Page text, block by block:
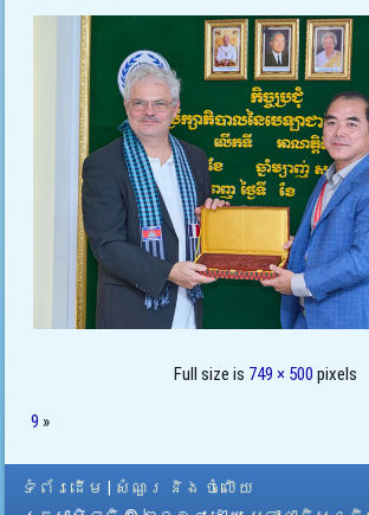
Full size is 749 × 500 pixels
9 »
ទំព័រដើម
សំណួរ និង ចំលើយ